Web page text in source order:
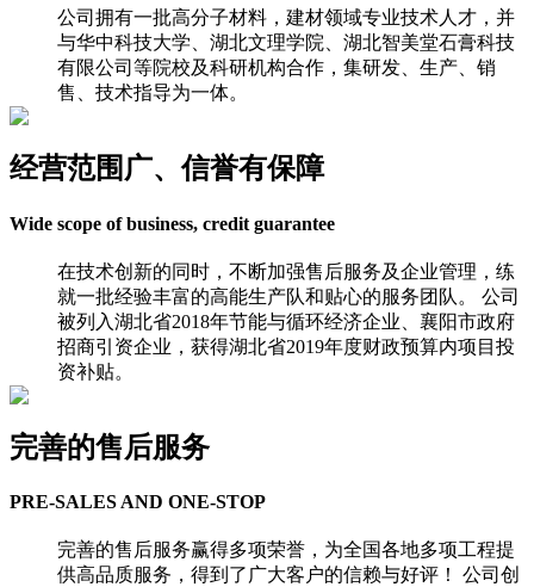
公司拥有一批高分子材料，建材领域专业技术人才，并
与华中科技大学、湖北文理学院、湖北智美堂石膏科技
有限公司等院校及科研机构合作，集研发、生产、销
售、技术指导为一体。
经营范围广、信誉有保障
Wide scope of business, credit guarantee
在技术创新的同时，不断加强售后服务及企业管理，练
就一批经验丰富的高能生产队和贴心的服务团队。 公司
被列入湖北省2018年节能与循环经济企业、襄阳市政府
招商引资企业，获得湖北省2019年度财政预算内项目投
资补贴。
完善的售后服务
PRE-SALES AND ONE-STOP
完善的售后服务赢得多项荣誉，为全国各地多项工程提
供高品质服务，得到了广大客户的信赖与好评！ 公司创